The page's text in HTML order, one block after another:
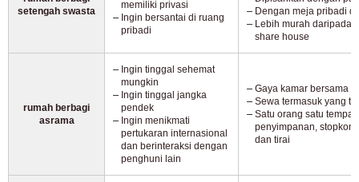
setengah swasta
memiliki privasi
Ingin bersantai di ruang
pribadi
Dengan meja pribadi
Lebih murah daripada
share house
rumah berbagi
asrama
Ingin tinggal sehemat
mungkin
Ingin tinggal jangka
pendek
Ingin menikmati
pertukaran internasional
dan berinteraksi dengan
penghuni lain
Gaya kamar bersama
Sewa termasuk yang
Satu orang satu
penyimpanan,
dan tirai